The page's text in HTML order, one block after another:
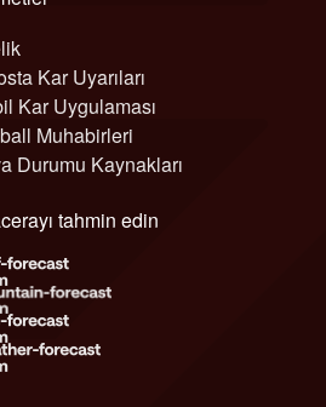
Kar Uyarıları
Kar Uygulaması
Muhabirleri
Durumu Kaynakları
tahmin edin